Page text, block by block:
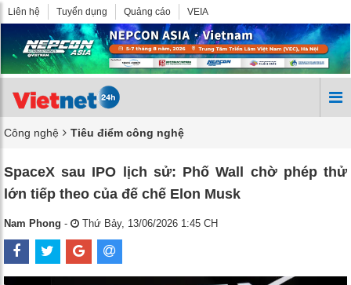
Liên hệ Tuyển dụng Quảng cáo VEIA
Công nghệ Tiêu điểm công nghệ
SpaceX sau IPO lịch sử: Phố Wall chờ phép thử
lớn tiếp theo của đế chế Elon Musk
Nam Phong - Thứ Bảy, 13/06/2026 1:45 CH